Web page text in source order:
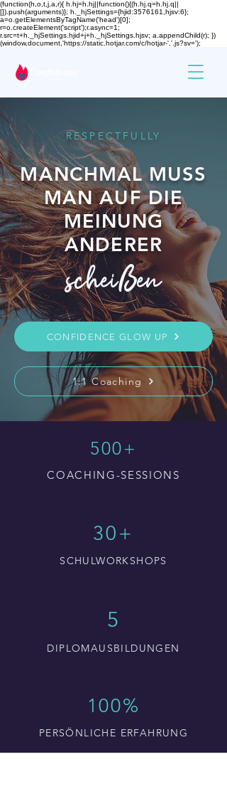
(function(h,o,t,j,a,r){ h.hj=h.hj||function(){(h.hj.q=h.hj.q||
[]).push(arguments)}; h._hjSettings={hjid:3576161,hjsv:6};
a=o.getElementsByTagName('head')[0];
r=o.createElement('script');r.async=1;
r.src=t+h._hjSettings.hjid+j+h._hjSettings.hjsv; a.appendChild(r); })
(window,document,'https://static.hotjar.com/c/hotjar-','.js?sv=');
RESPECTFULLY
MANCHMAL MUSS
MAN AUF DIE
MEINUNG
ANDERER
scheißen
CONFIDENCE GLOW UP
1:1 Coaching
500+
COACHING-SESSIONS
30+
SCHULWORKSHOPS
5
DIPLOMAUSBILDUNGEN
100%
PERSÖNLICHE ERFAHRUNG